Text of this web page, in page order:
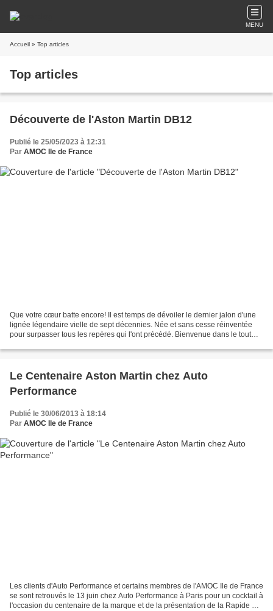
MENU
Accueil » Top articles
Top articles
Découverte de l'Aston Martin DB12
Publié le 25/05/2023 à 12:31
Par AMOC Ile de France
Que votre cœur batte encore! Il est temps de dévoiler le dernier jalon d'une
lignée légendaire vielle de sept décennies. Née et sans cesse réinventée
pour surpasser tous les repères qui l'ont précédé. Bienvenue dans le tout
Le Centenaire Aston Martin chez Auto
Performance
Publié le 30/06/2013 à 18:14
Par AMOC Ile de France
Les clients d'Auto Performance et certains membres de l'AMOC Ile de France
se sont retrouvés le 13 juin chez Auto Performance à Paris pour un cocktail à
l'occasion du centenaire de la marque et de la présentation de la Rapide S.